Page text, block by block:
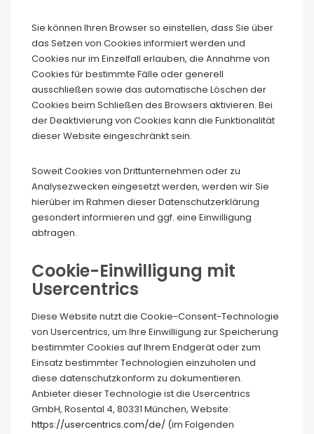
Sie können Ihren Browser so einstellen, dass Sie über
das Setzen von Cookies informiert werden und
Cookies nur im Einzelfall erlauben, die Annahme von
Cookies für bestimmte Fälle oder generell
ausschließen sowie das automatische Löschen der
Cookies beim Schließen des Browsers aktivieren. Bei
der Deaktivierung von Cookies kann die Funktionalität
dieser Website eingeschränkt sein.
Soweit Cookies von Drittunternehmen oder zu
Analysezwecken eingesetzt werden, werden wir Sie
hierüber im Rahmen dieser Datenschutzerklärung
gesondert informieren und ggf. eine Einwilligung
abfragen.
Cookie-Einwilligung mit
Usercentrics
Diese Website nutzt die Cookie-Consent-Technologie
von Usercentrics, um Ihre Einwilligung zur Speicherung
bestimmter Cookies auf Ihrem Endgerät oder zum
Einsatz bestimmter Technologien einzuholen und
diese datenschutzkonform zu dokumentieren.
Anbieter dieser Technologie ist die Usercentrics
GmbH, Rosental 4, 80331 München, Website:
https://usercentrics.com/de/ (im Folgenden